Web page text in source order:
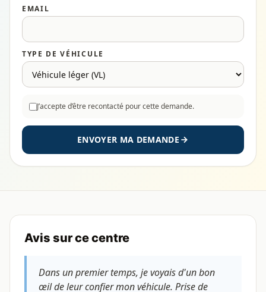
EMAIL
TYPE DE VÉHICULE
J’accepte d’être recontacté pour cette demande.
ENVOYER MA DEMANDE
Avis sur ce centre
Dans un premier temps, je voyais d'un bon
œil de leur confier mon véhicule. Prise de